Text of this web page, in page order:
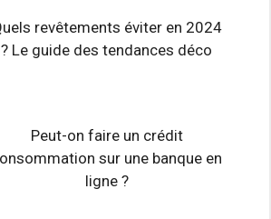
revêtements éviter en 2024
? Le guide des tendances déco
Peut-on faire un crédit
sur une banque en
ligne ?